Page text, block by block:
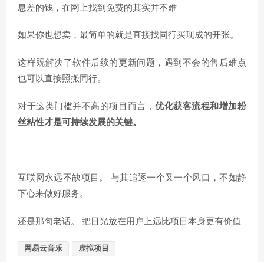
息差的钱，在网上找到免费的其实并不难
如果你也想卖，最简单的就是直接找同行买现成的开张。
这样既解决了软件后续的更新问题，遇到不会的售后难点
也可以直接照搬同行。
对于这类门槛并不高的项目而言，优化获客流程和增加粉
丝粘性才是可持续发展的关键。
互联网永远不缺项目。 与其追逐一个又一个风口，不如静
下心来做好服务。
还是那句老话。 把目光放在用户上远比项目本身更有价值
网易云音乐 虚拟项目